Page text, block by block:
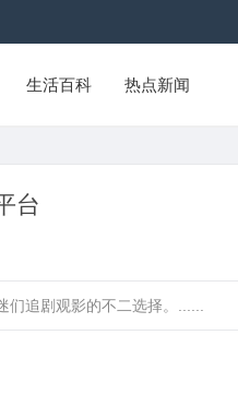
生活百科 热点新闻
台
追剧观影的不二选择。......